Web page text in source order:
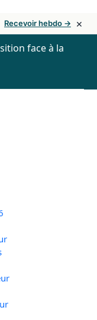
Recevoir hebdo → ×
face à la